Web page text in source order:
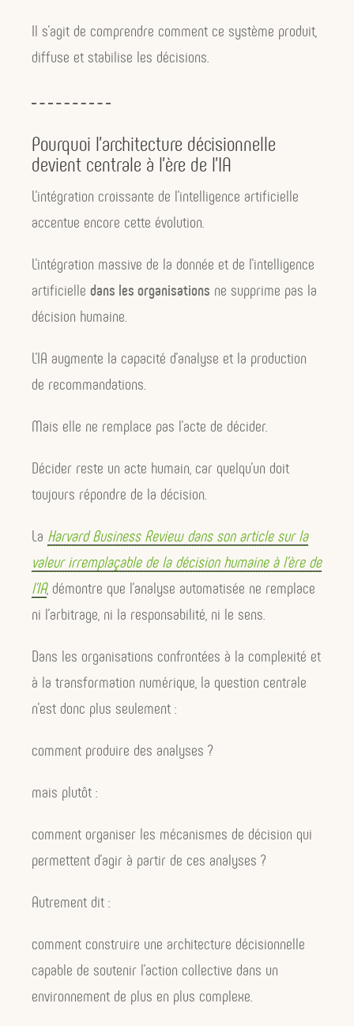
Il s’agit de comprendre comment ce système produit,
diffuse et stabilise les décisions.
Pourquoi l’architecture décisionnelle
devient centrale à l’ère de l’IA
L’intégration croissante de l’intelligence artificielle
accentue encore cette évolution.
L’intégration massive de la donnée et de l’intelligence
artificielle dans les organisations ne supprime pas la
décision humaine.
L’IA augmente la capacité d’analyse et la production
de recommandations.
Mais elle ne remplace pas l’acte de décider.
Décider reste un acte humain, car quelqu’un doit
toujours répondre de la décision.
La Harvard Business Review dans son article sur la
valeur irremplaçable de la décision humaine à l’ère de
l’IA, démontre que l’analyse automatisée ne remplace
ni l’arbitrage, ni la responsabilité, ni le sens.
Dans les organisations confrontées à la complexité et
à la transformation numérique, la question centrale
n’est donc plus seulement :
comment produire des analyses ?
mais plutôt :
comment organiser les mécanismes de décision qui
permettent d’agir à partir de ces analyses ?
Autrement dit :
comment construire une architecture décisionnelle
capable de soutenir l’action collective dans un
environnement de plus en plus complexe.